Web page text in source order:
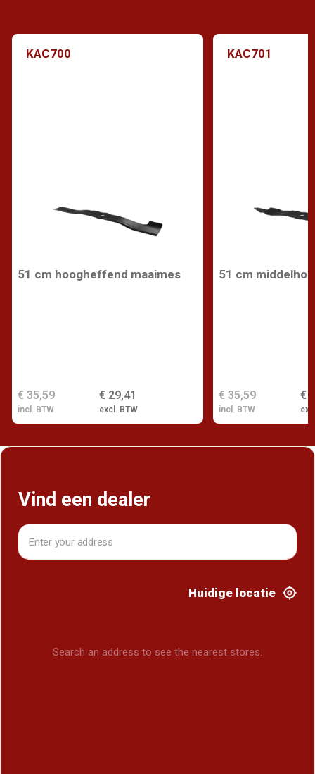
KAC700
51 cm hoogheffend maaimes
€ 29,41
excl. BTW
€ 35,59
incl. BTW
KAC701
51 cm
€
€ 35,59
incl. BTW
Vind een dealer
Huidige locatie
Search an address to see the nearest stores.